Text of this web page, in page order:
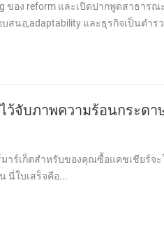
ของ reform และเปิดปากพูดสาธา
สนอ,adaptability และธุรกิจเป็นตำร
ว้จับภาพความร้อนกระดา
าร์เก็ตสำหรับของคุณซื้อแคชเชียร์จ
นี่ใบเสร็จคือ...